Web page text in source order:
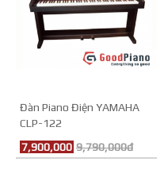
Đàn Piano Điện YAMAHA
CLP-122
7,900,000 9,790,000đ